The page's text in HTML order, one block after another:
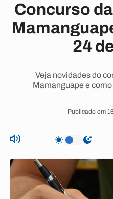
Concurso
24
Veja novidades do
Mamanguape e
Publicado em